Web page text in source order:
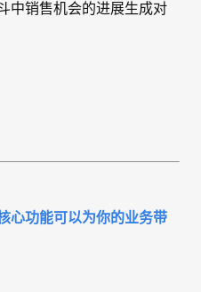
中销售机会的进展生成对
心功能可以为你的业务带